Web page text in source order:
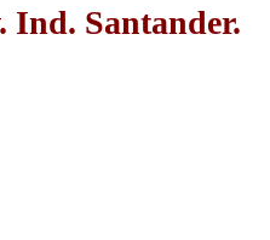
Ind. Santander.